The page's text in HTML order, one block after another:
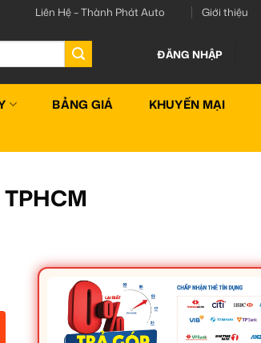
Liên Hệ – Thành Phát Auto Giới thiệu
ĐĂNG NHẬP
BẢNG GIÁ KHUYẾN MẠI